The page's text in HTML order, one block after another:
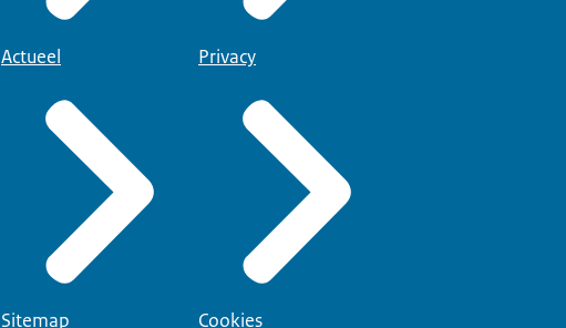
Actueel
Sitemap
Privacy
Cookies